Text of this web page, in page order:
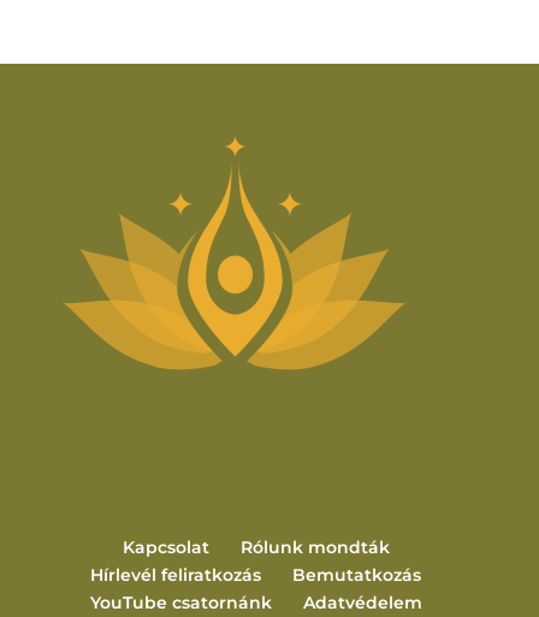
Kapcsolat
Rólunk mondták
Hírlevél feliratkozás
Bemutatkozás
YouTube csatornánk
Adatvédelem